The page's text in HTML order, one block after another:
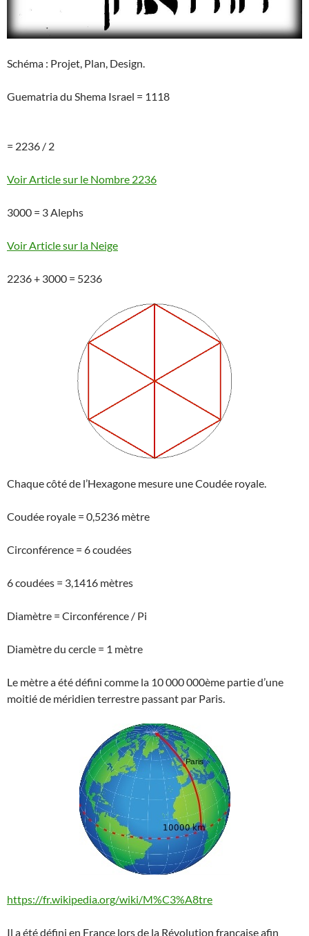
Schéma : Projet, Plan, Design.
Guematria du Shema Israel = 1118
= 2236 / 2
Voir Article sur le Nombre 2236
3000 = 3 Alephs
Voir Article sur la Neige
2236 + 3000 = 5236
Chaque côté de l’Hexagone mesure une Coudée royale.
Coudée royale = 0,5236 mètre
Circonférence = 6 coudées
6 coudées = 3,1416 mètres
Diamètre = Circonférence / Pi
Diamètre du cercle = 1 mètre
Le mètre a été défini comme la 10 000 000ème partie d’une
moitié de méridien terrestre passant par Paris.
https://fr.wikipedia.org/wiki/M%C3%A8tre
Il a été défini en France lors de la Révolution française afin